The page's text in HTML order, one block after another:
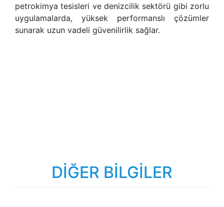
petrokimya tesisleri ve denizcilik sektörü gibi zorlu
uygulamalarda, yüksek performanslı çözümler
sunarak uzun vadeli güvenilirlik sağlar.
DİĞER BİLGİLER